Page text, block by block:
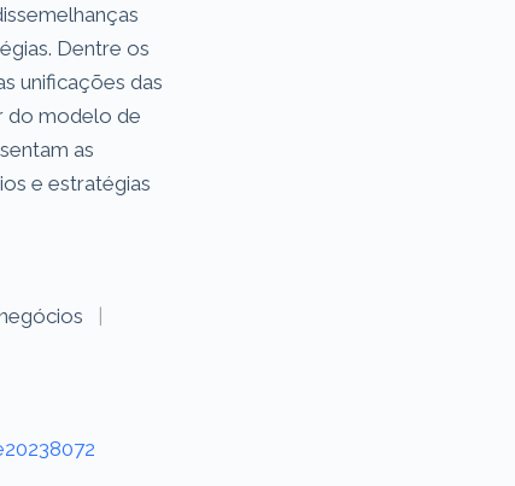
Dentre os
unificações das
do modelo de
as
e estratégias
|